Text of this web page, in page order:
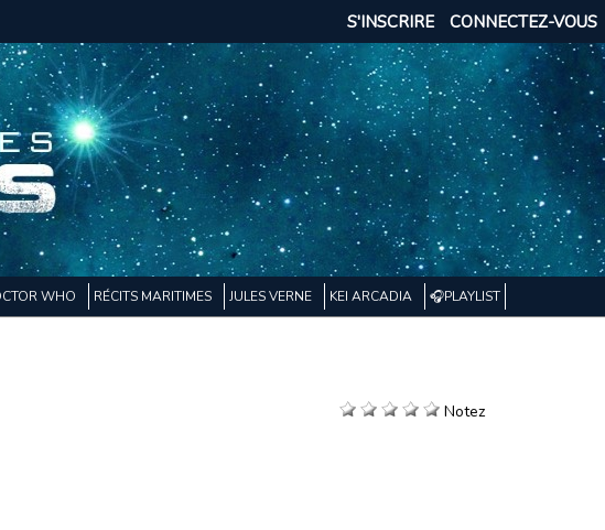
CONNECTEZ-VOUS
S'INSCRIRE
WHO RÉCITS MARITIMES JULES VERNE KEI ARCADIA 🎧PLAYLIST
Notez